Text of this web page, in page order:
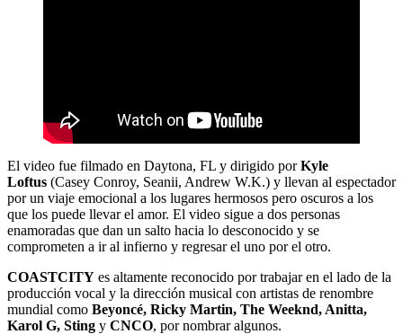
El video fue filmado en Daytona, FL y dirigido porKyle
Loftus (Casey Conroy, Seanii, Andrew W.K.) y llevan al espectador
por un viaje emocional a los lugares hermosos pero oscuros a los
que los puede llevar el amor. El video sigue a dos personas
enamoradas que dan un salto hacia lo desconocido y se
comprometen a ir al infierno y regresar el uno por el otro.
COASTCITY es altamente reconocido por trabajar en el lado de la
producción vocal y la dirección musical con artistas de renombre
mundial como Beyoncé, Ricky Martin, The Weeknd, Anitta,
Karol G, Sting y CNCO, por nombrar algunos.